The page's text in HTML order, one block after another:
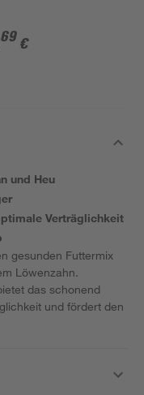
69 €
und Heu
Verträglichkeit
gesunden Futtermix
Löwenzahn.
das schonend
und fördert den